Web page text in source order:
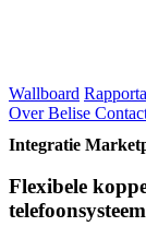
Wallboard
Over Belise
Integratie
Flexibele
telefoonsysteem